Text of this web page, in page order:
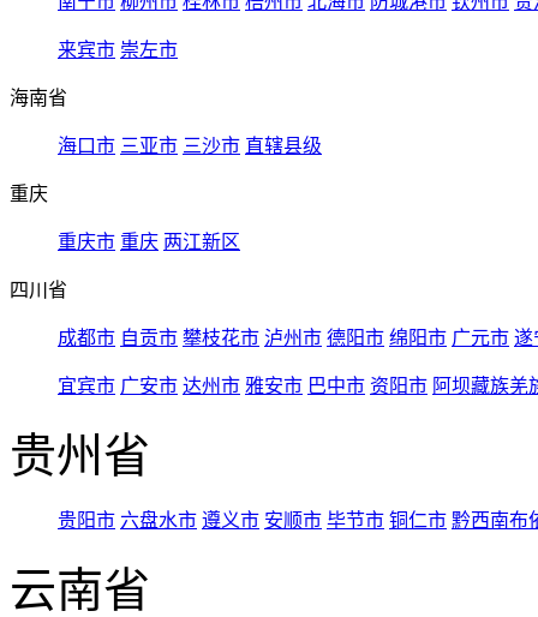
来宾市 崇左市
海南省
海口市 三亚市 三沙市 直辖县级
重庆
重庆市 重庆 两江新区
四川省
成都市 自贡市 攀枝花市 泸州市 德阳市 绵阳市 广元市 遂
宜宾市 广安市 达州市 雅安市 巴中市 资阳市 阿坝藏族羌
贵州省
贵阳市 六盘水市 遵义市 安顺市 毕节市 铜仁市 黔西南布
云南省